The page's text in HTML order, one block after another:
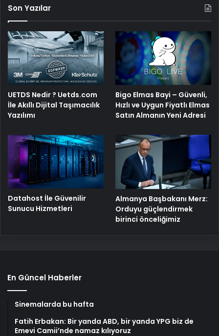
Son Yazılar
UETDS Nedir ? Uetds.com
İle Akıllı Dijital Taşımacılık
Yazılımı
Bigo Elmas Bayi – Güvenli,
Hızlı ve Uygun Fiyatlı Elmas
Satın Almanın Yeni Adresi
Datahost İle Güvenilir
Sunucu Hizmetleri
Almanya Başbakanı Merz:
Orduyu güçlendirmek
birinci önceliğimiz
En Güncel Haberler
Sinemalarda bu hafta
Fatih Erbakan: Bir yanda ABD, bir yanda YPG biz de
Emevi Camii’nde namaz kılıyoruz